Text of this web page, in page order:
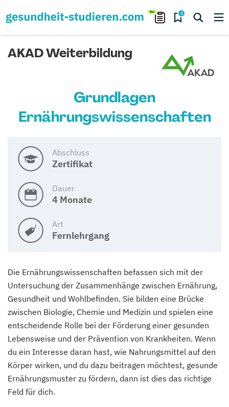
0
AKAD Weiterbildung
Grundlagen
Ernährungswissenschaften
Abschluss
Zertifikat
Dauer
4 Monate
Art
Fernlehrgang
Die Ernährungswissenschaften befassen sich mit der
Untersuchung der Zusammenhänge zwischen Ernährung,
Gesundheit und Wohlbefinden. Sie bilden eine Brücke
zwischen Biologie, Chemie und Medizin und spielen eine
entscheidende Rolle bei der Förderung einer gesunden
Lebensweise und der Prävention von Krankheiten. Wenn
du ein Interesse daran hast, wie Nahrungsmittel auf den
Körper wirken, und du dazu beitragen möchtest, gesunde
Ernährungsmuster zu fördern, dann ist dies das richtige
Feld für dich.